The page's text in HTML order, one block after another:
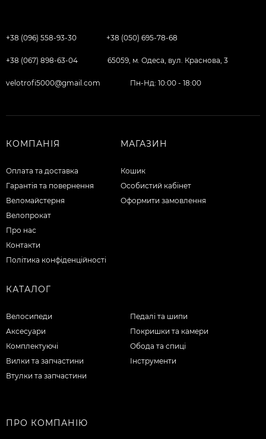
+38 (096) 558-93-30 +38 (050) 695-78-68
+38 (067) 898-63-04 65059, м. Одеса, вул. Краснова, 3
velotrofi5000@gmail.com Пн-Нд: 10:00 - 18:00
КОМПАНІЯ
Оплата та доставка
Гарантія та повернення
Веломайстерня
Велопрокат
Про нас
Контакти
Політика конфіденційності
МАГАЗИН
Кошик
Особистий кабінет
Оформити замовлення
КАТАЛОГ
Велосипеди
Аксесуари
Комплектуючі
Вилки та запчастини
Втулки та запчастини
Педалі та шипи
Покришки та камери
Обода та спиці
Інструменти
ПРО КОМПАНІЮ